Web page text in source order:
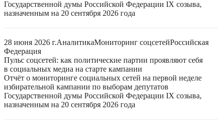
Государственной думы Российской Федерации IX созыва,
назначенным на 20 сентября 2026 года
28 июня 2026 г.АналитикаМониторинг соцсетейРоссийская
Федерация
Пульс соцсетей: как политические партии проявляют себя
в социальных медиа на старте кампании
Отчёт о мониторинге социальных сетей на первой неделе
избирательной кампании по выборам депутатов
Государственной думы Российской Федерации IX созыва,
назначенным на 20 сентября 2026 года